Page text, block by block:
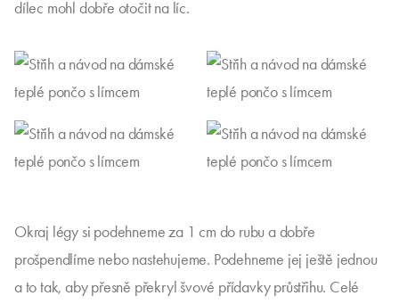
dílec mohl dobře otočit na líc.
Okraj légy si podehneme za 1 cm do rubu a dobře
prošpendlíme nebo nastehujeme. Podehneme jej ještě jednou
a to tak, aby přesně překryl švové přídavky průstřihu. Celé